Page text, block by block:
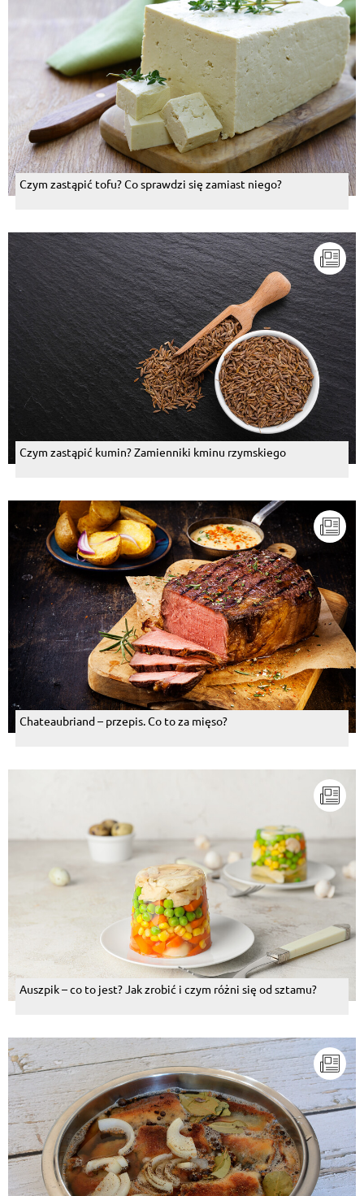
Czym zastąpić tofu? Co sprawdzi się zamiast niego?
Czym zastąpić kumin? Zamienniki kminu rzymskiego
Chateaubriand – przepis. Co to za mięso?
Auszpik – co to jest? Jak zrobić i czym różni się od sztamu?